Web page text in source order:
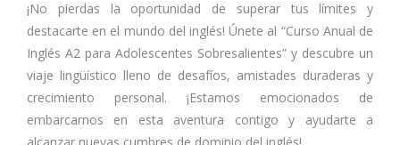
¡No pierdas la oportunidad de superar tus límites y
destacarte en el mundo del inglés! Únete al “Curso Anual de
Inglés A2 para Adolescentes Sobresalientes” y descubre un
viaje lingüístico lleno de desafíos, amistades duraderas y
crecimiento personal. ¡Estamos emocionados de
embarcarnos en esta aventura contigo y ayudarte a